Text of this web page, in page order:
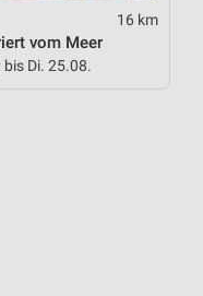
16 km
vom Meer
Di. 25.08.